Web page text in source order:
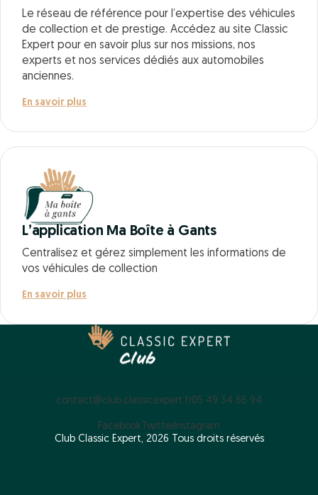
Le réseau de référence pour l’expertise des véhicules
de collection et de prestige. Accédez au site Classic
Expert pour en savoir plus sur nos missions, nos
experts et nos services dédiés aux automobiles
anciennes.
En savoir plus
L’application Ma Boîte à Gants
Centralisez et gérez simplement les informations de
vos véhicules de collection
En savoir plus
contact@club.classicexpert.fr05 49 34 66 94
Facebook TwitterInstagram
Club Classic Expert, 2026 Tous droits réservés